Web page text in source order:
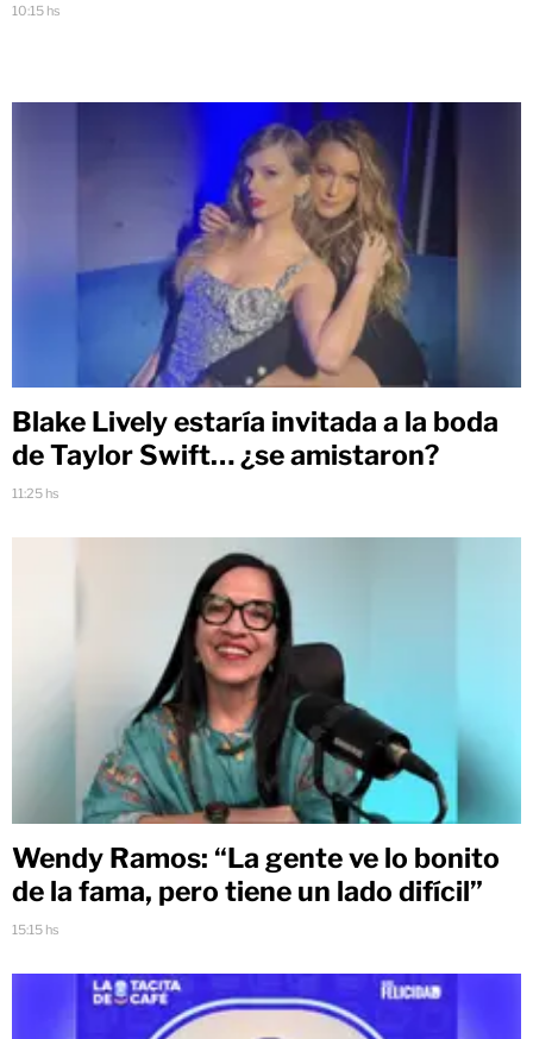
10:15 hs
Blake Lively estaría invitada a la boda
de Taylor Swift… ¿se amistaron?
11:25 hs
Wendy Ramos: “La gente ve lo bonito
de la fama, pero tiene un lado difícil”
15:15 hs